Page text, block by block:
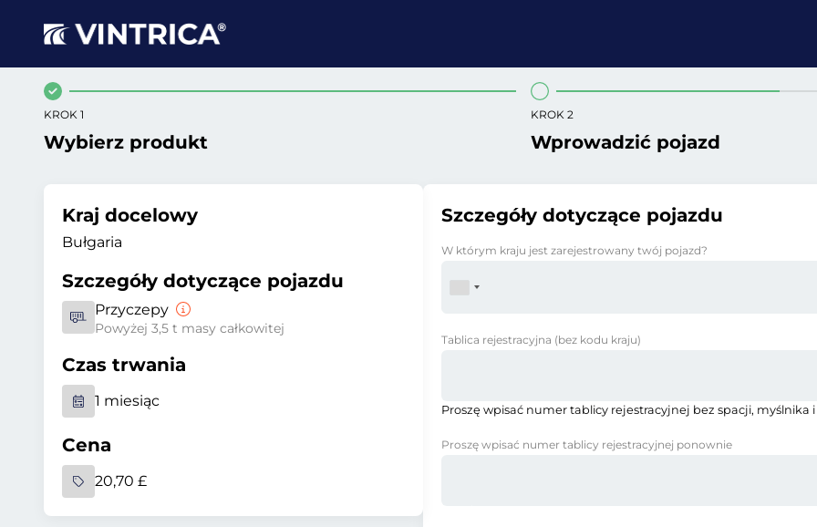
KROK 1
Wybierz produkt
KROK 2
Wprowadzić pojazd
Kraj docelowy
Bułgaria
Szczegóły dotyczące pojazdu
Przyczepy
Powyżej 3,5 t masy całkowitej
Czas trwania
1 miesiąc
Cena
20,70 £
Szczegóły dotyczące pojazdu
W którym kraju jest zarejestrowany twój pojazd?
Tablica rejestracyjna (bez kodu kraju)
Proszę wpisać numer tablicy rejestracyjnej bez spacji, myślnika
Proszę wpisać numer tablicy rejestracyjnej ponownie